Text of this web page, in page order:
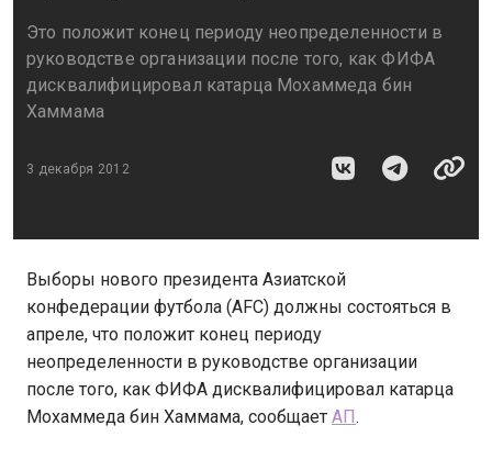
Это положит конец периоду неопределенности в
руководстве организации после того, как ФИФА
дисквалифицировал катарца Мохаммеда бин
Хаммама
3 декабря 2012
Выборы нового президента Азиатской
конфедерации футбола (AFC) должны состояться в
апреле, что положит конец периоду
неопределенности в руководстве организации
после того, как ФИФА дисквалифицировал катарца
Мохаммеда бин Хаммама, сообщает АП.